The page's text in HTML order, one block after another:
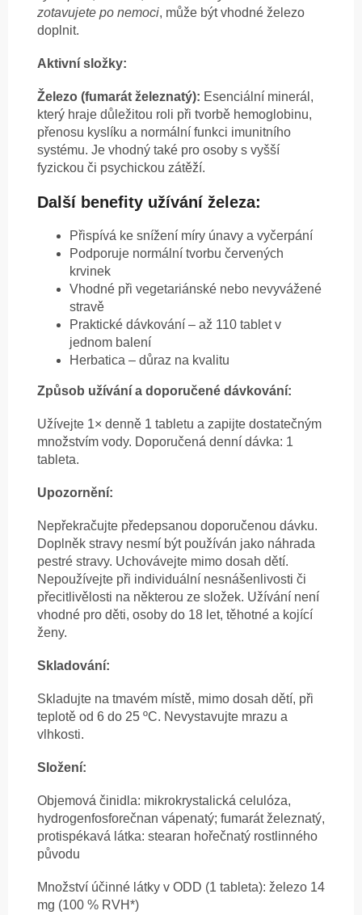
zotavujete po nemoci, může být vhodné železo
doplnit.
Aktivní složky:
Železo (fumarát železnatý): Esenciální minerál,
který hraje důležitou roli při tvorbě hemoglobinu,
přenosu kyslíku a normální funkci imunitního
systému. Je vhodný také pro osoby s vyšší
fyzickou či psychickou zátěží.
Další benefity užívání železa:
Přispívá ke snížení míry únavy a vyčerpání
Podporuje normální tvorbu červených
krvinek
Vhodné při vegetariánské nebo nevyvážené
stravě
Praktické dávkování – až 110 tablet v
jednom balení
Herbatica – důraz na kvalitu
Způsob užívání a doporučené dávkování:
Užívejte 1× denně 1 tabletu a zapijte dostatečným
množstvím vody. Doporučená denní dávka: 1
tableta.
Upozornění:
Nepřekračujte předepsanou doporučenou dávku.
Doplněk stravy nesmí být používán jako náhrada
pestré stravy. Uchovávejte mimo dosah dětí.
Nepoužívejte při individuální nesnášenlivosti či
přecitlivělosti na některou ze složek. Užívání není
vhodné pro děti, osoby do 18 let, těhotné a kojící
ženy.
Skladování:
Skladujte na tmavém místě, mimo dosah dětí, při
teplotě od 6 do 25 ºC. Nevystavujte mrazu a
vlhkosti.
Složení:
Objemová činidla: mikrokrystalická celulóza,
hydrogenfosforečnan vápenatý; fumarát železnatý,
protispékavá látka: stearan hořečnatý rostlinného
původu
Množství účinné látky v ODD (1 tableta): železo 14
mg (100 % RVH*)